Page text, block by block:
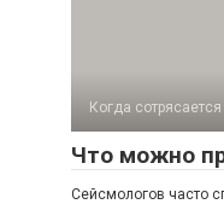
Когда
Что можно
Сейсмологов часто